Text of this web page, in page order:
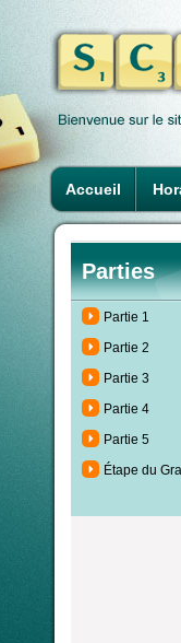
Accueil
Parties
Partie 1
Partie 2
Partie 3
Partie 4
Partie 5
Étape du